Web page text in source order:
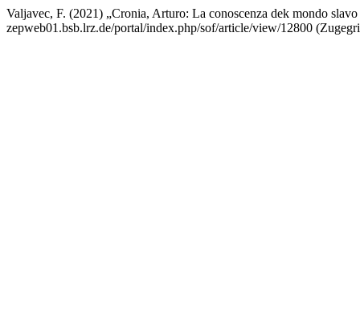
Valjavec, F. (2021) „Cronia, Arturo: La conoscenza dek mondo
zepweb01.bsb.lrz.de/portal/index.php/sof/article/view/12800